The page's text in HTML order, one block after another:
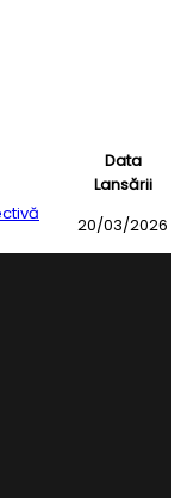
Data
Lansării
20/03/2026